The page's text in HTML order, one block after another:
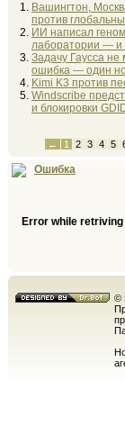
Вашингтон,
против
ИИ написал
лаборатории — и
Задачу Гаусса
ошибка — один
Kimi K3 против
Windscribe
и блокировки
← 1 2 3 4 5
Ошибка
Error while
©